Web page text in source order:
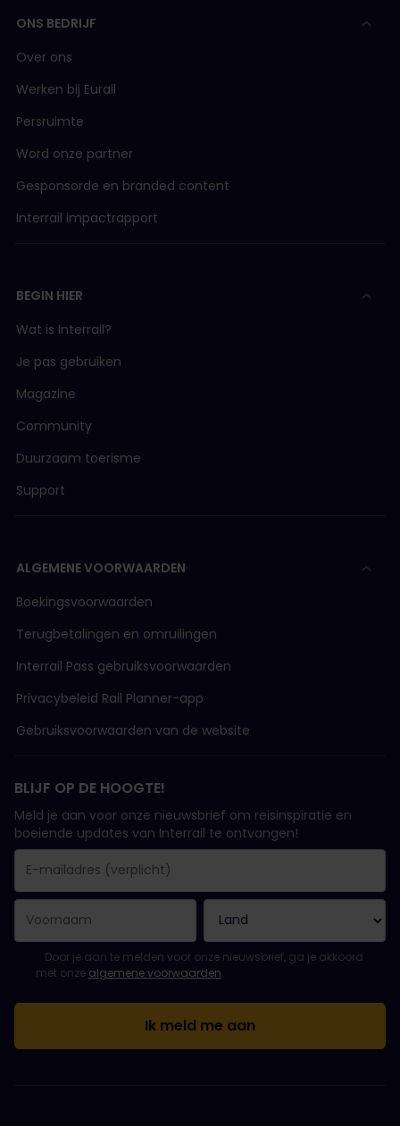
ONS BEDRIJF
Over ons
Werken bij Eurail
Persruimte
Word onze partner
Gesponsorde en branded content
Interrail impactrapport
BEGIN HIER
Wat is Interrail?
Je pas gebruiken
Magazine
Community
Duurzaam toerisme
Support
ALGEMENE VOORWAARDEN
Boekingsvoorwaarden
Terugbetalingen en omruilingen
Interrail Pass gebruiksvoorwaarden
Privacybeleid Rail Planner-app
Gebruiksvoorwaarden van de website
BLIJF OP DE HOOGTE!
Meld je aan voor onze nieuwsbrief om reisinspiratie en
boeiende updates van Interrail te ontvangen!
E-mailadres is een verplicht veld!
E-mailadres is ongeldig!
Fout bij het abonneren op de nieuwsbrief. Probeer het later
Je hebt je al geabonneerd op deze nieuwsbrief!
Ga akkoord met de algemene voorwaarden om je in te
Door je aan te melden voor onze nieuwsbrief, ga je akkoord
met onze algemene voorwaarden.